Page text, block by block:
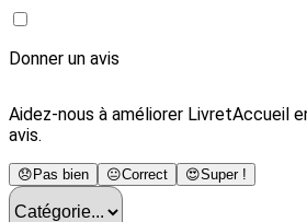
Donner un avis
Aidez-nous à améliorer LivretAccueil
avis.
😞 Pas bien 😐Correct 😍Super !